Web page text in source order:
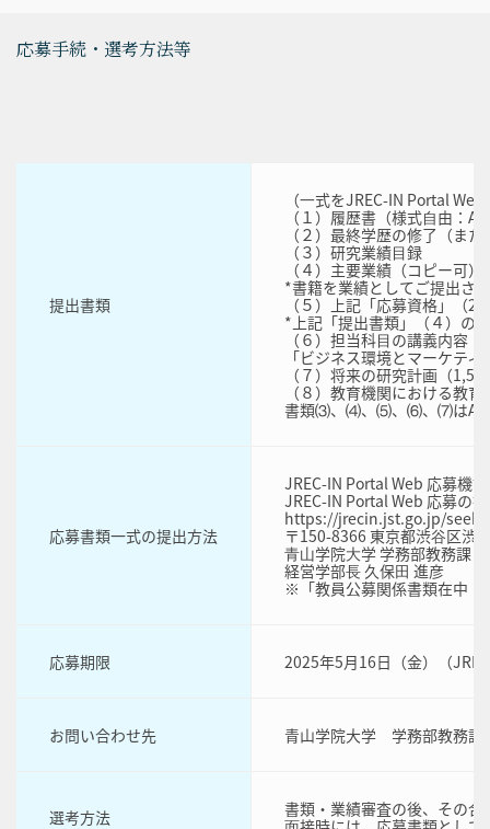
応募手続・選考方法等
提出書類
（⼀式をJREC-IN Portal
（１）履歴書（様式⾃由：
（２）最終学歴の修了（ま
（３）研究業績⽬録
（４）主要業績（コピー可
*書籍を業績としてご提出さ
（５）上記「応募資格」（
*上記「提出書類」（４）の
（６）担当科⽬の講義内容
「ビジネス環境とマーケテ
（７）将来の研究計画（
（８）教育機関における教
書類⑶、⑷、⑸、⑹、⑺はA4
応募書類一式の提出方法
JREC-IN Portal Web 応募機
JREC-IN Portal Web 応募の
https://jrecin.jst.go.jp/seek/
〒150-8366 東京都渋⾕区渋
⻘⼭学院⼤学 学務部教務課
経営学部⻑ 久保⽥ 進彦
※「教員公募関係書類在中（
応募期限 2025年5月16日（金）（
お問い合わせ先 青山学院大学 学務部教務
選考方法
書類・業績審査の後、その